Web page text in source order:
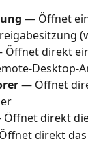
— Öffnet
direkt
Desktop-
— Öffnet
direkt
direkt das